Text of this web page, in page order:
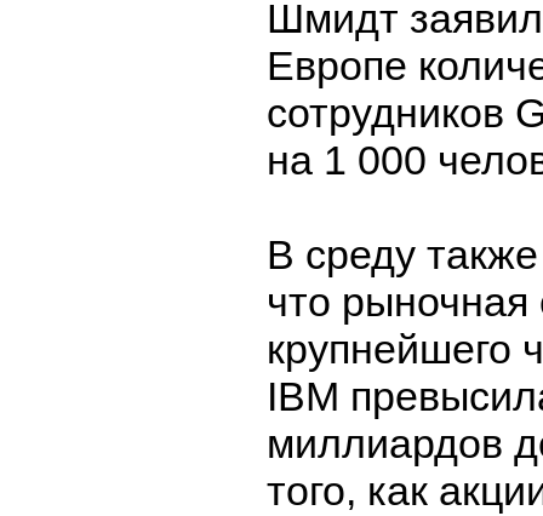
Шмидт
Европе
сотрудников
на 1 000
В среду
что рыночная
крупнейшего
IBM
миллиардов
того, как